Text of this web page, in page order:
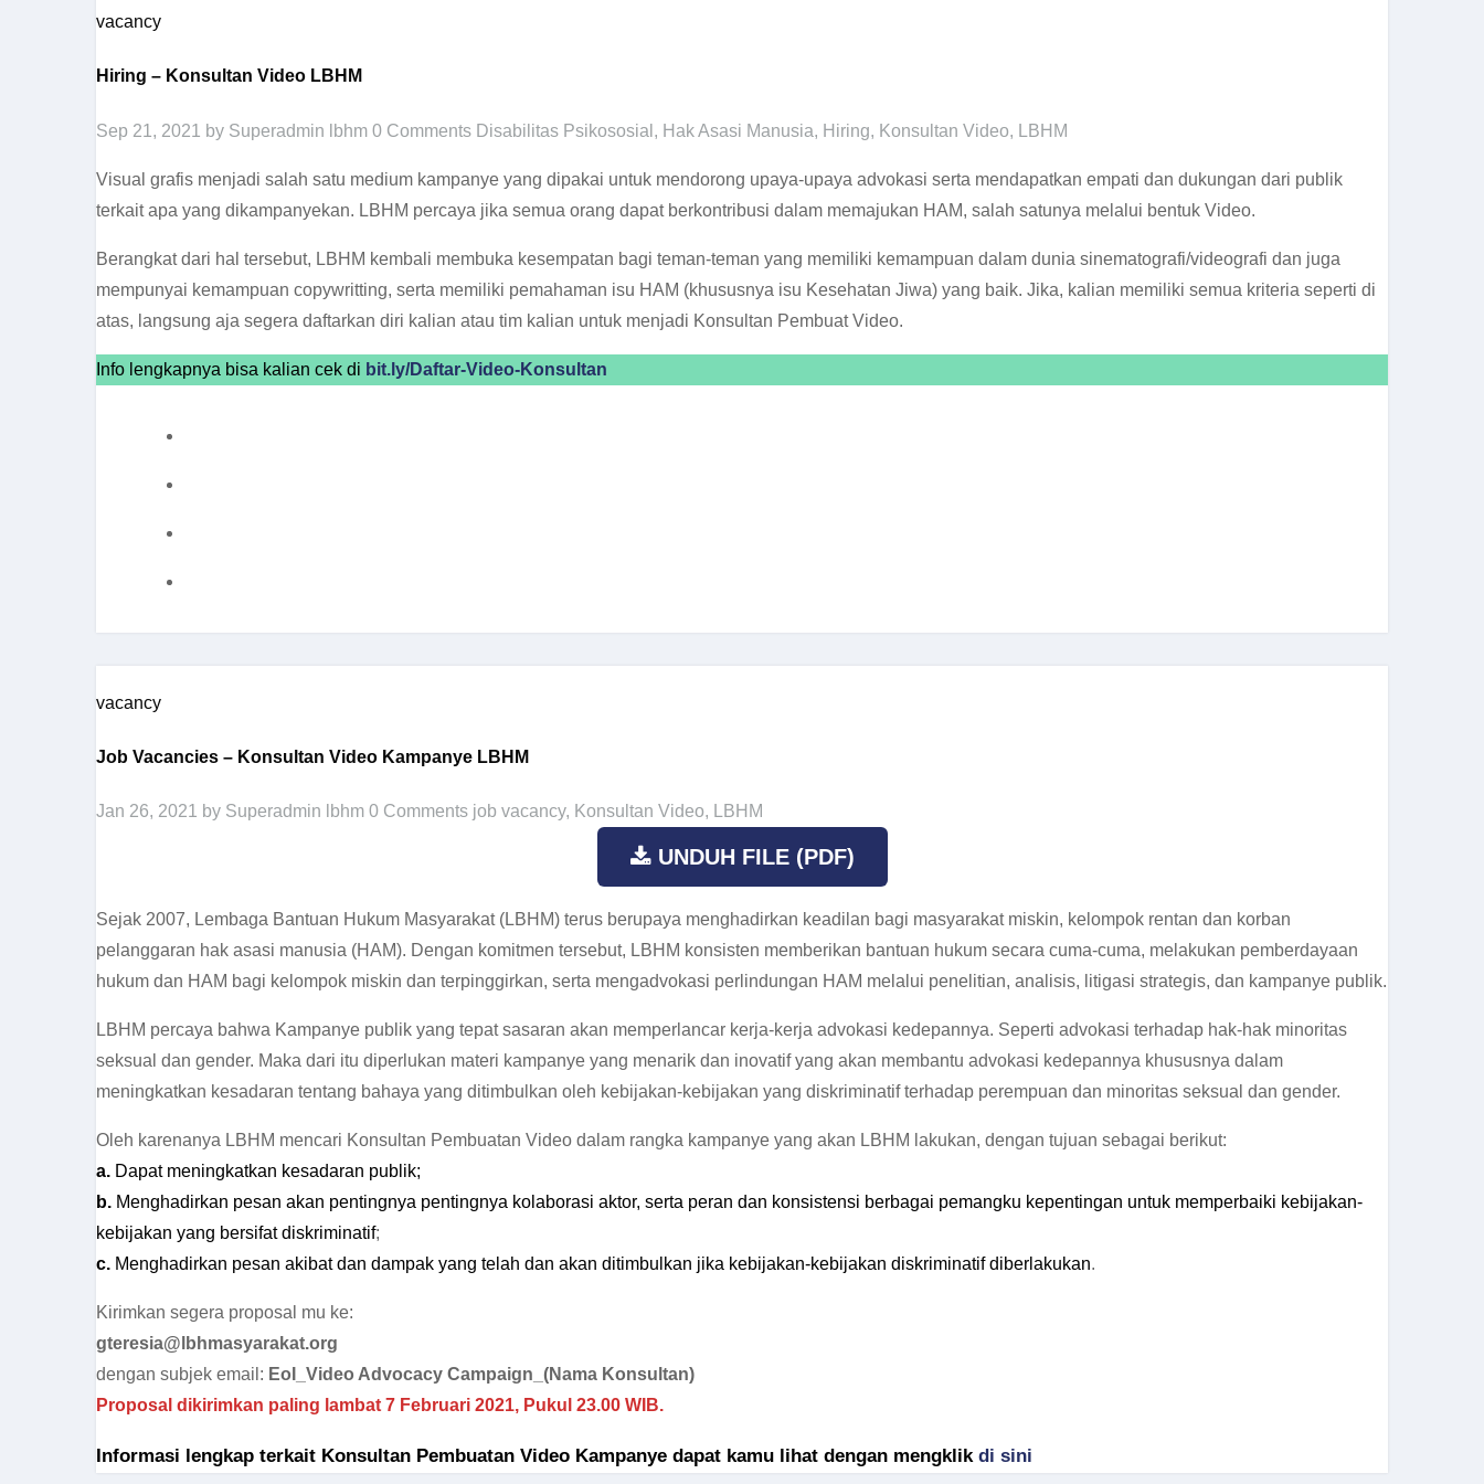
vacancy
Hiring – Konsultan Video LBHM
Sep 21, 2021 by Superadmin lbhm 0 Comments Disabilitas Psikososial , Hak Asasi Manusia, Hiring, Konsultan Video, LBHM
Visual grafis menjadi salah satu medium kampanye yang dipakai untuk mendorong upaya-upaya advokasi serta mendapatkan empati dan dukungan dari publik
terkait apa yang dikampanyekan. LBHM percaya jika semua orang dapat berkontribusi dalam memajukan HAM, salah satunya melalui bentuk Video.
Berangkat dari hal tersebut, LBHM kembali membuka kesempatan bagi teman-teman yang memiliki kemampuan dalam dunia sinematografi/videografi dan juga
mempunyai kemampuan copywritting, serta memiliki pemahaman isu HAM (khususnya isu Kesehatan Jiwa) yang baik. Jika, kalian memiliki semua kriteria seperti di
atas, langsung aja segera daftarkan diri kalian atau tim kalian untuk menjadi Konsultan Pembuat Video.
Info lengkapnya bisa kalian cek di bit.ly/Daftar-Video-Konsultan
vacancy
Job Vacancies – Konsultan Video Kampanye LBHM
Jan 26, 2021 by Superadmin lbhm 0 Comments job vacancy, Konsultan Video, LBHM
UNDUH FILE (PDF)
Sejak 2007, Lembaga Bantuan Hukum Masyarakat (LBHM) terus berupaya menghadirkan keadilan bagi masyarakat miskin, kelompok rentan dan korban
pelanggaran hak asasi manusia (HAM). Dengan komitmen tersebut, LBHM konsisten memberikan bantuan hukum secara cuma-cuma, melakukan pemberdayaan
hukum dan HAM bagi kelompok miskin dan terpinggirkan, serta mengadvokasi perlindungan HAM melalui penelitian, analisis, litigasi strategis, dan kampanye publik.
LBHM percaya bahwa Kampanye publik yang tepat sasaran akan memperlancar kerja-kerja advokasi kedepannya. Seperti advokasi terhadap hak-hak minoritas
seksual dan gender. Maka dari itu diperlukan materi kampanye yang menarik dan inovatif yang akan membantu advokasi kedepannya khususnya dalam
meningkatkan kesadaran tentang bahaya yang ditimbulkan oleh kebijakan-kebijakan yang diskriminatif terhadap perempuan dan minoritas seksual dan gender.
Oleh karenanya LBHM mencari Konsultan Pembuatan Video dalam rangka kampanye yang akan LBHM lakukan, dengan tujuan sebagai berikut:
a. Dapat meningkatkan kesadaran publik;
b. Menghadirkan pesan akan pentingnya pentingnya kolaborasi aktor, serta peran dan konsistensi berbagai pemangku kepentingan untuk memperbaiki kebijakan-
kebijakan yang bersifat diskriminatif;
c. Menghadirkan pesan akibat dan dampak yang telah dan akan ditimbulkan jika kebijakan-kebijakan diskriminatif diberlakukan.
Kirimkan segera proposal mu ke:
gteresia@lbhmasyarakat.org
dengan subjek email: EoI_Video Advocacy Campaign_(Nama Konsultan)
Proposal dikirimkan paling lambat 7 Februari 2021, Pukul 23.00 WIB.
Informasi lengkap terkait Konsultan Pembuatan Video Kampanye dapat kamu lihat dengan mengklik di sini